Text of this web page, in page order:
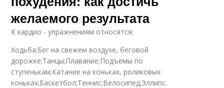
желаемого результата
К кардио - упражнениям относятся:
Ходьба;Бег на свежем воздухе, беговой
дорожке;Танцы;Плавание;Подъемы по
ступенькам;Катание на коньках, роликовых
коньках;Баскетбол;Теннис;Велосипед;Эллипс.